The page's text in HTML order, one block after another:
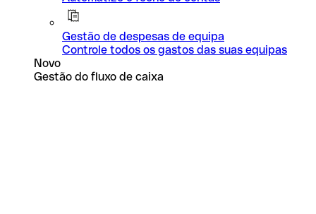
Gestão de despesas de equipa
Controle todos os gastos das suas equipas
Novo
Gestão do fluxo de caixa